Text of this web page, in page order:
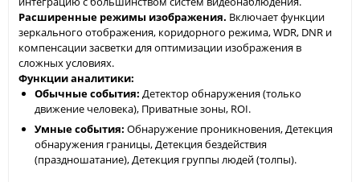
Расширенные режимы изображения. Включает функции
зеркального отображения, коридорного режима, WDR, DNR и
компенсации засветки для оптимизации изображения в
сложных условиях.
Функции аналитики:
Обычные события: Детектор обнаружения (только
движение человека), Приватные зоны, ROI.
Умные события: Обнаружение проникновения, Детекция
обнаружения границы, Детекция бездействия
(праздношатание), Детекция группы людей (толпы).